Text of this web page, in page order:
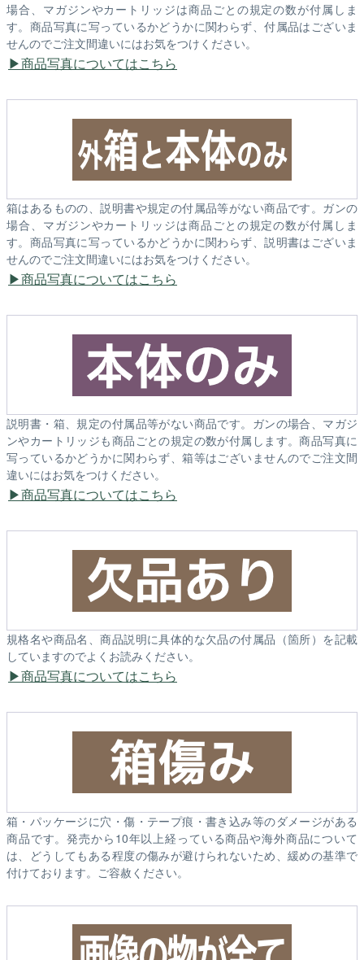
場合、マガジンやカートリッジは商品ごとの規定の数が付属しま
す。商品写真に写っているかどうかに関わらず、付属品はございま
せんのでご注文間違いにはお気をつけください。
商品写真についてはこちら
箱はあるものの、説明書や規定の付属品等がない商品です。ガンの
場合、マガジンやカートリッジは商品ごとの規定の数が付属しま
す。商品写真に写っているかどうかに関わらず、説明書はございま
せんのでご注文間違いにはお気をつけください。
商品写真についてはこちら
説明書・箱、規定の付属品等がない商品です。ガンの場合、マガジ
ンやカートリッジも商品ごとの規定の数が付属します。商品写真に
写っているかどうかに関わらず、箱等はございませんのでご注文間
違いにはお気をつけください。
商品写真についてはこちら
規格名や商品名、商品説明に具体的な欠品の付属品（箇所）を記載
していますのでよくお読みください。
商品写真についてはこちら
箱・パッケージに穴・傷・テープ痕・書き込み等のダメージがある
商品です。発売から10年以上経っている商品や海外商品について
は、どうしてもある程度の傷みが避けられないため、緩めの基準で
付けております。ご容赦ください。